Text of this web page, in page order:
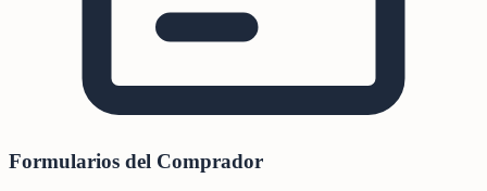
Formularios del Comprador